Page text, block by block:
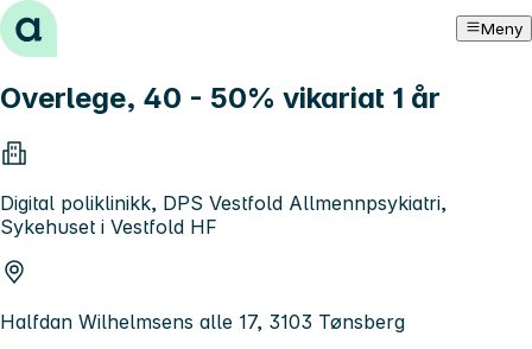
Hopp til innhold Meny
Overlege, 40 - 50% vikariat 1 år
Digital poliklinikk, DPS Vestfold Allmennpsykiatri,
Sykehuset i Vestfold HF
Halfdan Wilhelmsens alle 17, 3103 Tønsberg